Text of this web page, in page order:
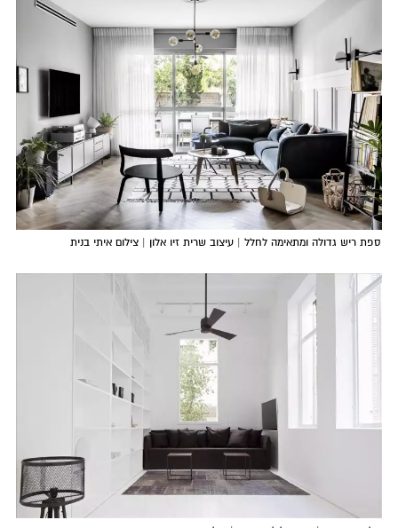
ספת ריש גדולה ומתאימה לחלל | עיצוב שרית זיו אלון | צילום איתי בנית